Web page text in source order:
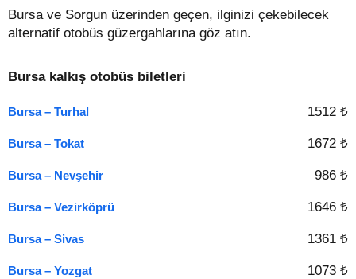
Bursa ve Sorgun üzerinden geçen, ilginizi çekebilecek
alternatif otobüs güzergahlarına göz atın.
Bursa kalkış otobüs biletleri
Bursa – Turhal 1512 ₺
Bursa – Tokat 1672 ₺
Bursa – Nevşehir 986 ₺
Bursa – Vezirköprü 1646 ₺
Bursa – Sivas 1361 ₺
Bursa – Yozgat 1073 ₺